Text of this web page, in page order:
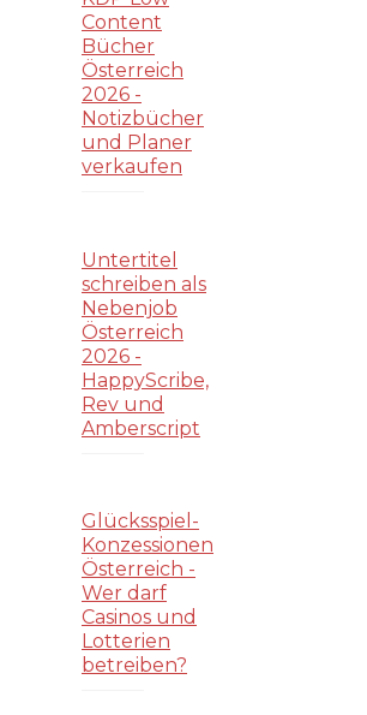
Content
Bücher
Österreich
2026 -
Notizbücher
und Planer
verkaufen
Untertitel
schreiben als
Nebenjob
Österreich
2026 -
HappyScribe,
Rev und
Amberscript
Glücksspiel-
Konzessionen
Österreich -
Wer darf
Casinos und
Lotterien
betreiben?